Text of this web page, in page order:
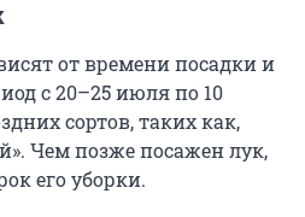
от времени посадки и
с 20–25 июля по 10
сортов, таких как,
Чем позже посажен лук,
его уборки.